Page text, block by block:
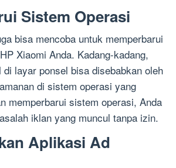
Sistem Operasi
bisa mencoba untuk memperbarui
Xiaomi Anda. Kadang-kadang,
layar ponsel bisa disebabkan oleh
di sistem operasi yang
memperbarui sistem operasi, Anda
iklan yang muncul tanpa izin.
Aplikasi Ad